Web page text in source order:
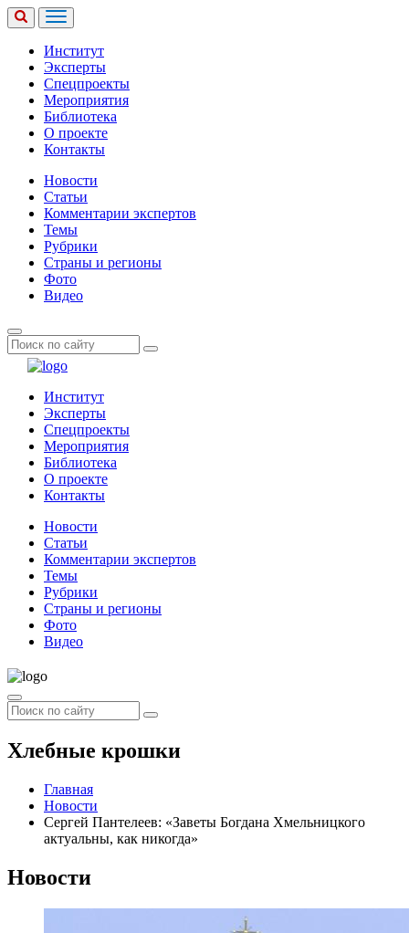
Институт
Эксперты
Спецпроекты
Мероприятия
Библиотека
О проекте
Контакты
Новости
Статьи
Комментарии экспертов
Темы
Рубрики
Страны и регионы
Фото
Видео
Институт
Эксперты
Спецпроекты
Мероприятия
Библиотека
О проекте
Контакты
Новости
Статьи
Комментарии экспертов
Темы
Рубрики
Страны и регионы
Фото
Видео
Хлебные крошки
Главная
Новости
Сергей Пантелеев: «Заветы Богдана Хмельницкого
актуальны, как никогда»
Новости